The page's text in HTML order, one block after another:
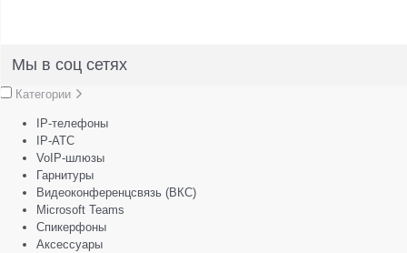
Мы в соц сетях
Категории
IP-телефоны
IP-АТС
VoIP-шлюзы
Гарнитуры
Видеоконференцсвязь (ВКС)
Microsoft Teams
Спикерфоны
Аксессуары